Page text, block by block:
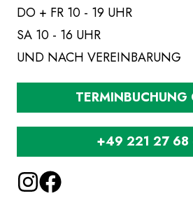
DO + FR 10 - 19 UHR
SA 10 - 16 UHR
UND NACH VEREINBARUNG
TERMINBUCHUNG
+49 221 27 68
INSTAGRAM
FACEBOOK